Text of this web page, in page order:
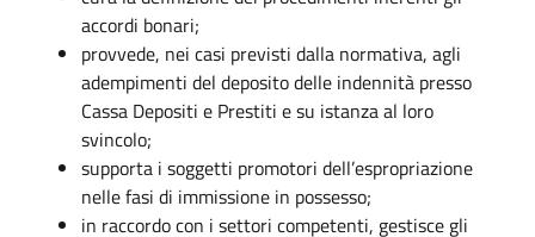
accordi bonari;
provvede, nei casi previsti dalla normativa, agli
adempimenti del deposito delle indennità presso
Cassa Depositi e Prestiti e su istanza al loro
svincolo;
supporta i soggetti promotori dell’espropriazione
nelle fasi di immissione in possesso;
in raccordo con i settori competenti, gestisce gli